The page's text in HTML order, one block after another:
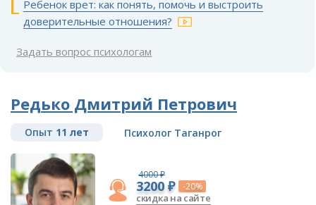
Ребенок врет: как понять, помочь и выстроить
доверительные отношения?
Задать вопрос психологам
Редько Дмитрий Петрович
Опыт 11 лет Психолог Таганрог
4000 ₽
3200 ₽ -20%
скидка на сайте